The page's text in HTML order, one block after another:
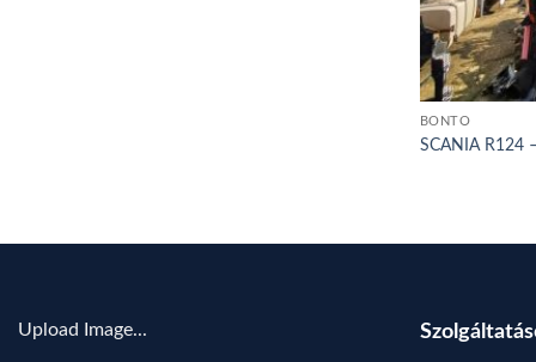
BONTÓ
SCANIA R124
Upload Image...